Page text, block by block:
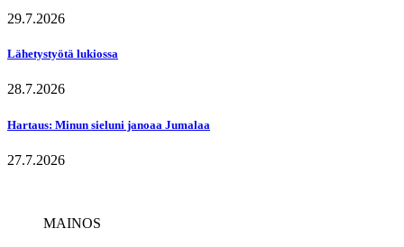
29.7.2026
Lähetystyötä lukiossa
28.7.2026
Hartaus: Minun sieluni janoaa Jumalaa
27.7.2026
MAINOS